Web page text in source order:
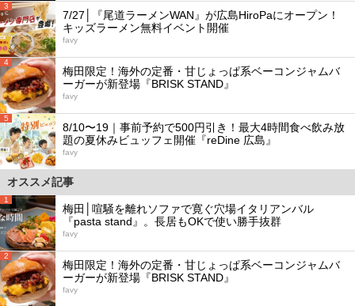
3
7/27│『尾道ラーメンWAN』が広島HiroPaにオープン！
キッズラーメン無料イベント開催
favy
4
梅田限定！海外の定番・甘じょっぱ系ベーコンジャムバ
ーガーが新登場『BRISK STAND』
favy
5
8/10〜19｜事前予約で500円引き！最大4時間食べ飲み放
題の夏休みビュッフェ開催『reDine 広島』
favy
オススメ記事
1
梅田│喧騒を離れソファで寛ぐ穴場イタリアンバル
『pasta stand』。長居もOKで使い勝手抜群
favy
2
梅田限定！海外の定番・甘じょっぱ系ベーコンジャムバ
ーガーが新登場『BRISK STAND』
favy